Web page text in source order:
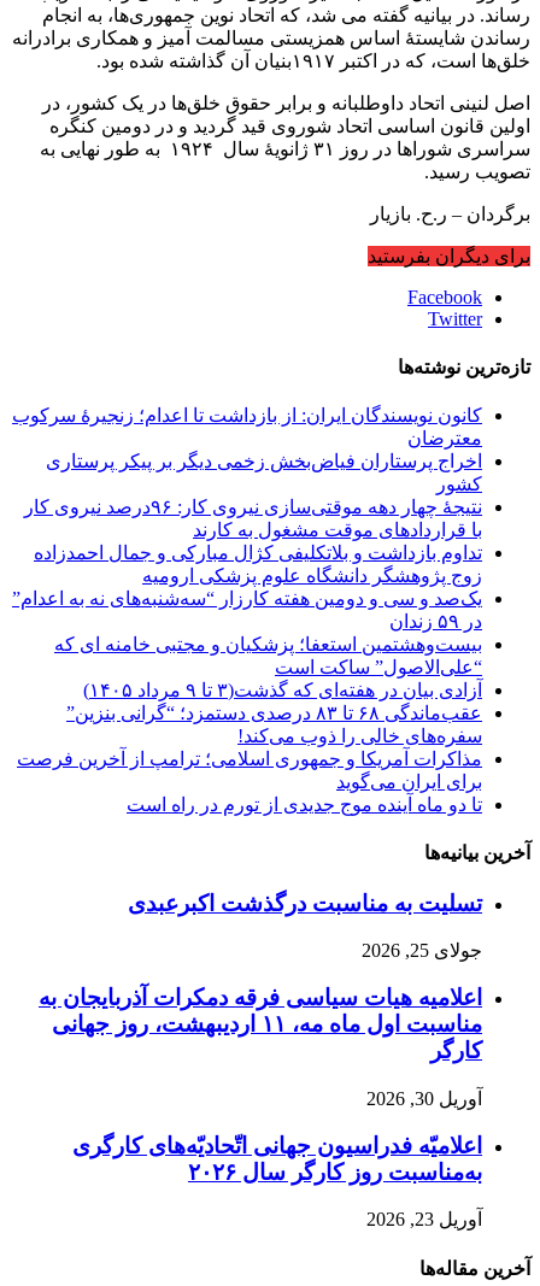
رساند. در بیانیه گفته می شد، که اتحاد نوین جمهوری‌ها، به انجام
رساندن شایستهٔ اساس همزیستی مسالمت آمیز و همکاری برادرانه
خلق‌ها است، که در اکتبر ۱۹۱۷بنیان آن گذاشته شده بود.
اصل لنینی اتحاد داوطلبانه و برابر حقوق خلق‌ها در یک کشور، در
اولین قانون اساسی اتحاد شوروی قید گردید و در دومین کنگره
سراسری شوراها در روز ۳۱ ژانویهٔ سال ۱۹۲۴ به طور نهایی به
تصویب رسید.
برگردان – ر.ح. بازیار
برای دیگران بفرستید
Facebook
Twitter
تازه‌ترین نوشته‌ها
کانون نویسندگان ایران: از بازداشت تا اعدام؛ زنجیرۀ سرکوب
معترضان
اخراج پرستاران فیاض‌بخش زخمی دیگر بر پیکر پرستاری
کشور
نتیجهٔ چهار دهه موقتی‌سازی نیروی کار: ۹۶درصد نیروی کار
با قراردادهای موقت مشغول به کارند
تداوم بازداشت و بلاتکلیفی کژال مبارکی و جمال احمدزاده
زوج پژوهشگر دانشگاه علوم پزشکی ارومیه
یک‌صد و سی و دومین هفته کارزار “سه‌شنبه‌های نه به اعدام”
در ۵۹ زندان
بیست‌وهشتمین استعفا؛ پزشکیان و مجتبی خامنه ای که
“علی‌الاصول” ساکت است
آزادی بیان در هفته‌ای که گذشت(۳ تا ۹ مرداد ۱۴۰۵)
عقب‌ماندگی ۶۸ تا ۸۳ درصدی دستمزد؛ “گرانی بنزین”
سفره‌های خالی را ذوب می‌کند!
مذاکرات آمریکا و جمهوری اسلامی؛ ترامپ از آخرین فرصت
برای ایران می‌گوید
تا دو ماه آینده موج جدیدی از تورم در راه است
آخرین بیانیه‌ها
تسلیت به مناسبت درگذشت اکبرعبدی
جولای 25, 2026
اعلامیه هیات سیاسی فرقه دمکرات آذربایجان به
مناسبت اول ماه مه، ۱۱ اردیبهشت، روز جهانی
کارگر
آوریل 30, 2026
اعلامیّه فدراسیون جهانی اتّحادیّه‌های کارگری
به‌مناسبت روز کارگر سال ۲۰۲۶
آوریل 23, 2026
آخرین مقاله‌ها